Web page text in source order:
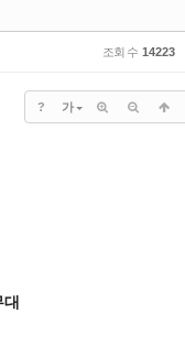
조회 수 14223
? 가